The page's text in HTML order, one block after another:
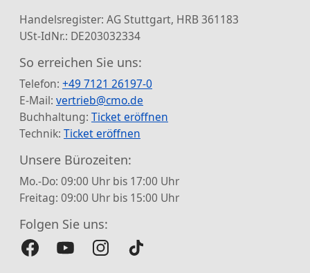
Handelsregister: AG Stuttgart, HRB 361183
USt-IdNr.: DE203032334
So erreichen Sie uns:
Telefon: +49 7121 26197-0
E-Mail: vertrieb@cmo.de
Buchhaltung: Ticket eröffnen
Technik: Ticket eröffnen
Unsere Bürozeiten:
Mo.-Do: 09:00 Uhr bis 17:00 Uhr
Freitag: 09:00 Uhr bis 15:00 Uhr
Folgen Sie uns: